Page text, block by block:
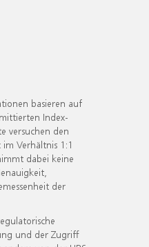
basieren auf
Index-
versuchen den
Verhältnis 1:1
dabei keine
der
und der Zugriff